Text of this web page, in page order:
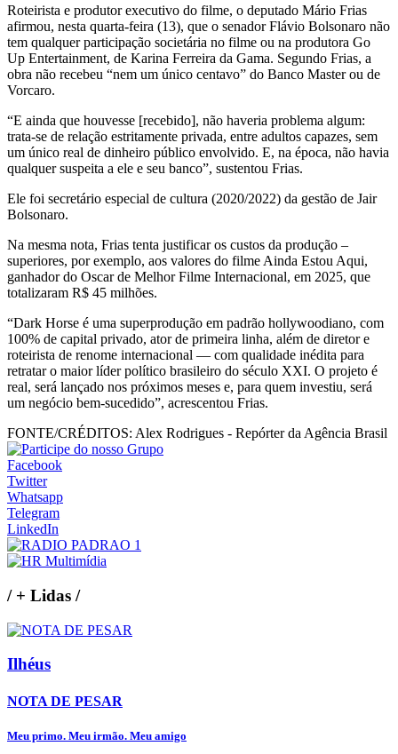
Roteirista e produtor executivo do filme, o deputado Mário Frias
afirmou, nesta quarta-feira (13), que o senador Flávio Bolsonaro não
tem qualquer participação societária no filme ou na produtora Go
Up Entertainment, de Karina Ferreira da Gama. Segundo Frias, a
obra não recebeu “nem um único centavo” do Banco Master ou de
Vorcaro.
“E ainda que houvesse [recebido], não haveria problema algum:
trata-se de relação estritamente privada, entre adultos capazes, sem
um único real de dinheiro público envolvido. E, na época, não havia
qualquer suspeita a ele e seu banco”, sustentou Frias.
Ele foi secretário especial de cultura (2020/2022) da gestão de Jair
Bolsonaro.
Na mesma nota, Frias tenta justificar os custos da produção –
superiores, por exemplo, aos valores do filme Ainda Estou Aqui,
ganhador do Oscar de Melhor Filme Internacional, em 2025, que
totalizaram R$ 45 milhões.
“Dark Horse é uma superprodução em padrão hollywoodiano, com
100% de capital privado, ator de primeira linha, além de diretor e
roteirista de renome internacional — com qualidade inédita para
retratar o maior líder político brasileiro do século XXI. O projeto é
real, será lançado nos próximos meses e, para quem investiu, será
um negócio bem-sucedido”, acrescentou Frias.
FONTE/CRÉDITOS: Alex Rodrigues - Repórter da Agência Brasil
Facebook
Twitter
Whatsapp
Telegram
LinkedIn
/+ Lidas /
Ilhéus
NOTA DE PESAR
Meu primo. Meu irmão. Meu amigo